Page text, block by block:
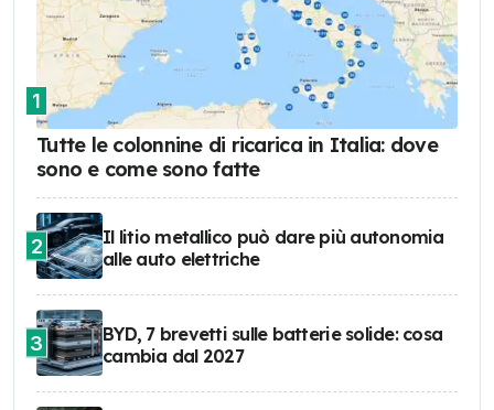
1
Tutte le colonnine di ricarica in Italia: dove
sono e come sono fatte
2
Il litio metallico può dare più autonomia
alle auto elettriche
3
BYD, 7 brevetti sulle batterie solide: cosa
cambia dal 2027